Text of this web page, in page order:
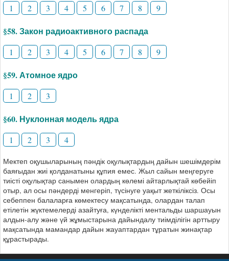
1 2 3 4 5 6 7 8 9
§58. Закон радиоактивного распада
1 2 3 4 5 6 7 8 9
§59. Атомное ядро
1 2 3
§60. Нуклонная модель ядра
1 2 3 4
Мектеп оқушыларының пәндік оқулықтардың дайын шешімдерім
баяғыдан жиі қолданатыны құпия емес. Жыл сайын меңгеруге
тиісті оқулықтар санымен олардың көлемі айтарлықтай көбейіп
отыр, ал осы пәндерді менгеріп, түсінуге уақыт жеткіліксіз. Осы
себеппен балаларға көмектесу мақсатында, олардан талап
етілетін жүктемелерді азайтуға, күнделікті ментальды шаршауын
алдын-алу және үй жұмыстарына дайындалу тиімділігін арттыру
мақсатында мамандар дайын жауаптардан тұратын жинақтар
құрастырады.